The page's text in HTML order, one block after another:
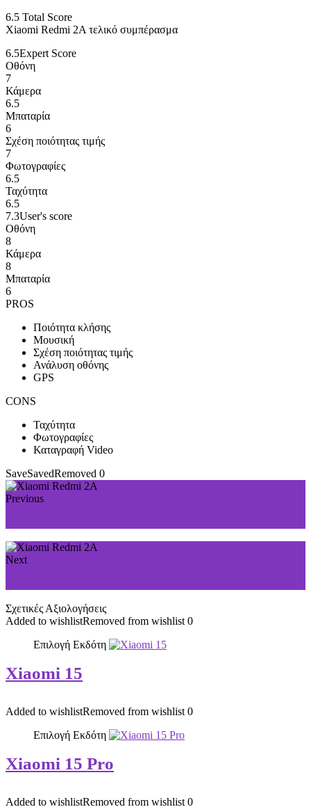
6.5 Total Score
Xiaomi Redmi 2A τελικό συμπέρασμα
6.5Expert Score
Οθόνη
7
Κάμερα
6.5
Μπαταρία
6
Σχέση ποιότητας τιμής
7
Φωτογραφίες
6.5
Ταχύτητα
6.5
7.3User's score
Οθόνη
8
Κάμερα
8
Μπαταρία
6
PROS
Ποιότητα κλήσης
Μουσική
Σχέση ποιότητας τιμής
Ανάλυση οθόνης
GPS
CONS
Ταχύτητα
Φωτογραφίες
Καταγραφή Video
SaveSavedRemoved 0
Previous
Next
Σχετικές Αξιολογήσεις
Added to wishlistRemoved from wishlist 0
Επιλογή Εκδότη
Xiaomi 15
Added to wishlistRemoved from wishlist 0
Επιλογή Εκδότη
Xiaomi 15 Pro
Added to wishlistRemoved from wishlist 0